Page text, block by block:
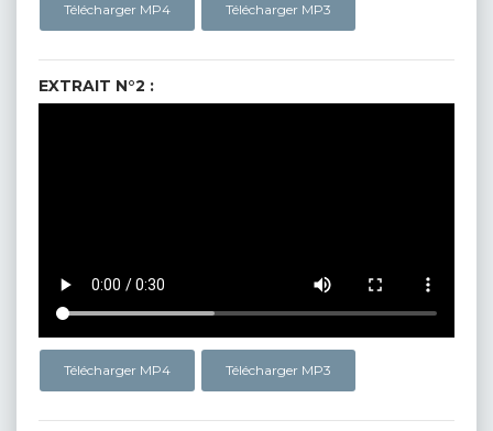
Télécharger MP4 Télécharger MP3
EXTRAIT N°2 :
Télécharger MP4 Télécharger MP3